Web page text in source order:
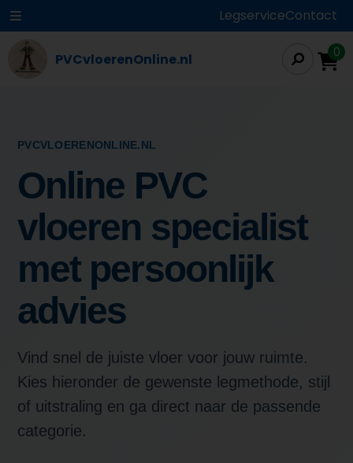
LegserviceContact
PVCvloerenOnline.nl 0
PVCVLOERENONLINE.NL
Online PVC
vloeren specialist
met persoonlijk
advies
Vind snel de juiste vloer voor jouw ruimte.
Kies hieronder de gewenste legmethode, stijl
of uitstraling en ga direct naar de passende
categorie.